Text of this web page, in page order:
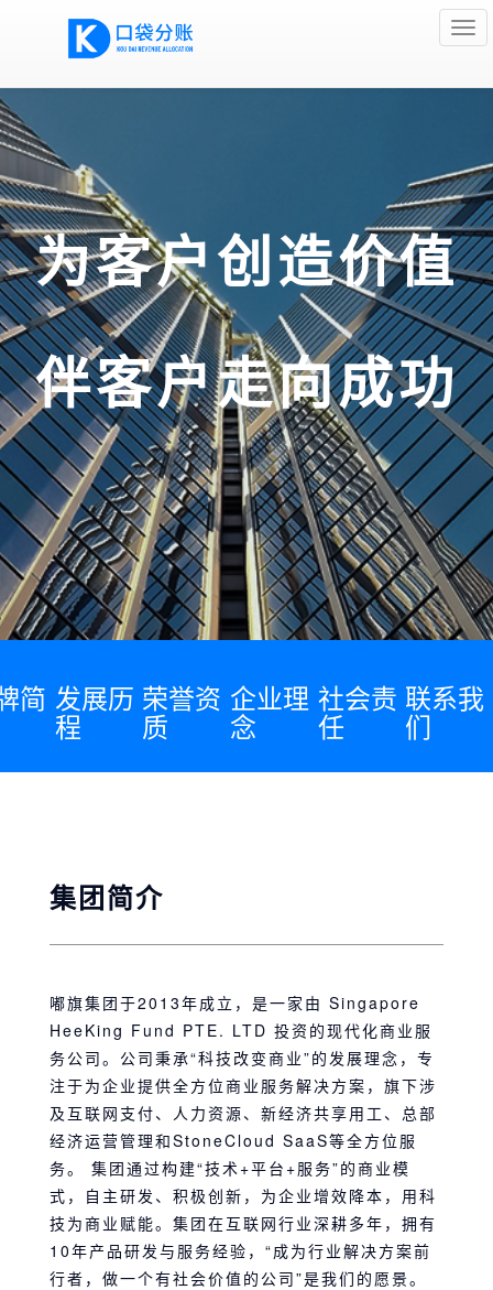
为客户创造价值
伴客户走向成功
简 发展历
程
荣誉资
质
企业理
念
社会责
任
联系我
们
集团简介
嘟旗集团于2013年成立，是一家由 Singapore
HeeKing Fund PTE. LTD 投资的现代化商业服
务公司。公司秉承“科技改变商业”的发展理念，专
注于为企业提供全方位商业服务解决方案，旗下涉
及互联网支付、人力资源、新经济共享用工、总部
经济运营管理和StoneCloud SaaS等全方位服
务。 集团通过构建“技术+平台+服务”的商业模
式，自主研发、积极创新，为企业增效降本，用科
技为商业赋能。集团在互联网行业深耕多年，拥有
10年产品研发与服务经验，“成为行业解决方案前
行者，做一个有社会价值的公司”是我们的愿景。